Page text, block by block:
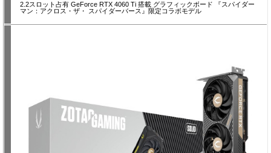
2.2スロット占有 GeForce RTX 4060 Ti 搭載 グラフィックボード 『スパイダー
マン：アクロス・ザ・ スパイダーバース』限定コラボモデル